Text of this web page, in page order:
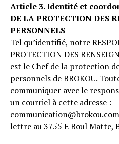
Article 3. Identité et
DE LA PROTECTION DES
PERSONNELS
Tel qu’identifié, notre
PROTECTION DES
est le Chef de la protection
personnels de BROKOU.
communiquer avec le
un courriel à cette adresse :
lettre au 3755 E Boul Matte,